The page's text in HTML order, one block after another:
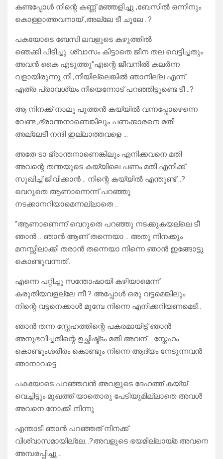
കണ്ടപ്പോൾ നിന്റെ കണ്ണ് മഞ്ഞളിച്ചു ,ബേസിൽ ഒന്നിനും
കൊള്ളാത്തവനായ് ,അല്ലേ ടീ ചൂലേ ..?
പകയോടെ ബേസി ലവളുടെ കഴുത്തിൽ
ഞെക്കി പിടിച്ചു .ശ്വാസം കിട്ടാതെ ജീന തല വെട്ടിച്ചതും
അവൻ കൈ എടുത്തു”എന്റെ ജീവനിൽ കലർന്ന
വളായിരുന്നു നീ ,നീയില്ലെങ്കിൽ ഞാനില്ല എന്ന്
എത്ര പ്രാവശ്യം നീയെന്നോട് പറഞ്ഞിട്ടുണ്ടെ ടീ ..?
ആ നിനക്ക് നാലു പുത്തൻ കയ്യിൽ വന്നപ്പോഴെന്നെ
വേണ്ട ,ഭ്രാന്തനാണെങ്കിലും പണക്കാരനെ മതി
അല്ലേടീ നന്ദി ഇല്ലാത്തവളെ …
അതേ ടാ ഭ്രാന്തനാണെങ്കിലും എനിക്കവനെ മതി
അവന്റെ തന്തയുടെ കയ്യിലെ പണം മതി എനിക്ക്
സുഖിച്ച് ജീവിക്കാൻ .. നിന്റെ കയ്യിൽ എന്തുണ്ട് ..?
വെറുതെ ആണാന്നെന്ന് പറഞ്ഞു
നടക്കാനറിയാമെന്നല്ലാതെ ..
“ആണാണെന്ന് വെറുതെ പറഞ്ഞു നടക്കുകയല്ലെ ടീ
ഞാൻ .. ഞാൻ ആണ് തന്നെയാ .. അതു നിനക്കും
മനസ്സിലാക്കി തരാൻ തന്നെയാ നിന്നെ ഞാൻ ഇങ്ങോട്ടു
കൊണ്ടുവന്നത്..
എന്നെ പറ്റിച്ചു സന്തോഷായി കഴിയാമെന്ന്
കരുതിയവളല്ലേ നീ ? അപ്പോൾ ഒരു വട്ടമെങ്കിലും
നിന്റെ വട്ടനെക്കാൾ മുമ്പേ നിന്നെ എനിക്കറിയണമെടീ..
ഞാൻ തന്ന സ്നേഹത്തിന്റെ പകരമായിട്ട് ഞാൻ
അനുഭവിച്ചതിന്റെ ഉച്ഛിഷ്ട്ടം മതി അവന് .. സ്നേഹം
കൊണ്ടുംശരീരം കൊണ്ടും നിന്നെ ആദ്യം നേടുന്നവൻ
ഞാനാവട്ടെ ..
പകയോടെ പറഞ്ഞവൻ അവളുടെ ദേഹത്ത് കയ്യ്
വെച്ചിട്ടും മുഖത്ത് യാതൊരു പേടിയുമില്ലാതെ അവൾ
അവനെ നോക്കി നിന്നു
എന്താടീ ഞാൻ പറഞ്ഞത് നിനക്ക്
വിശ്വാസമായില്ലേ…?അവളുടെ ഭയമില്ലായ്മ അവനെ
അമ്പരപ്പിച്ചു ..